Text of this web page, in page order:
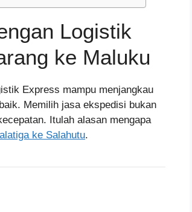
Logistik
ke Maluku
Express mampu menjangkau
Memilih jasa ekspedisi bukan
Itulah alasan mengapa
ke Salahutu.